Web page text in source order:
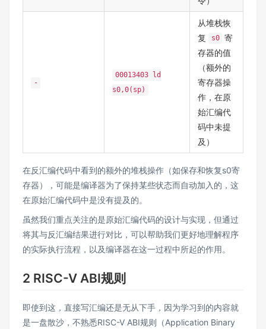
-
00013403 ld
s0,0(sp)
从堆栈恢
复
s0 寄
存器的值
（额外的
寄存器操
作，在原
始汇编代
码中未提
及）
在反汇编代码中看到的额外的堆栈操作（如保存和恢复s0寄
存器），可能是编译器为了保持某些状态而自动加入的，这
在原始汇编代码中是没有提及的。
虽然我们重点关注的是原始汇编代码的设计与实现，但通过
将其与反汇编结果进行对比，可以帮助我们更好地理解程序
的实际执行流程，以及编译器在这一过程中所起的作用。
2 RISC-V ABI规则
即使到这，直接写汇编还是无从下手，因为学习到的内容就
是一盘散沙，不熟悉RISC-V ABI规则（Application Binary